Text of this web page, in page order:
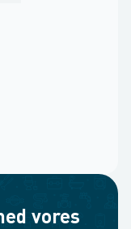
vores